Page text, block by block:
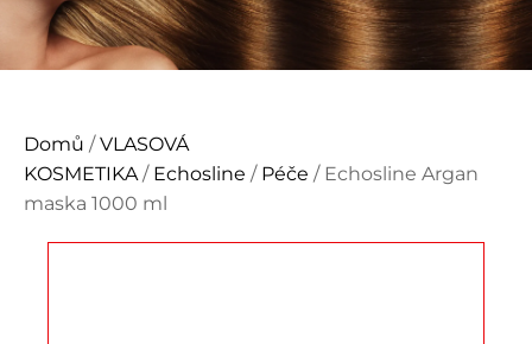
Domů /VLASOVÁ
KOSMETIKA / Echosline / Péče / Echosline Argan
maska 1000 ml